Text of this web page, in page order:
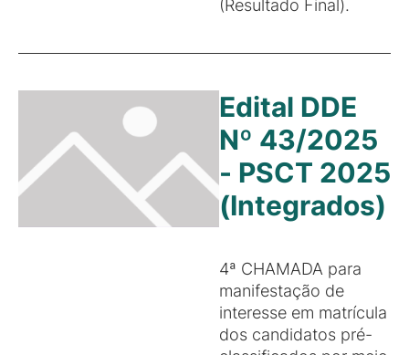
(Resultado Final).
Edital DDE
Nº 43/2025
- PSCT 2025
(Integrados)
4ª CHAMADA para
manifestação de
interesse em matrícula
dos candidatos pré-